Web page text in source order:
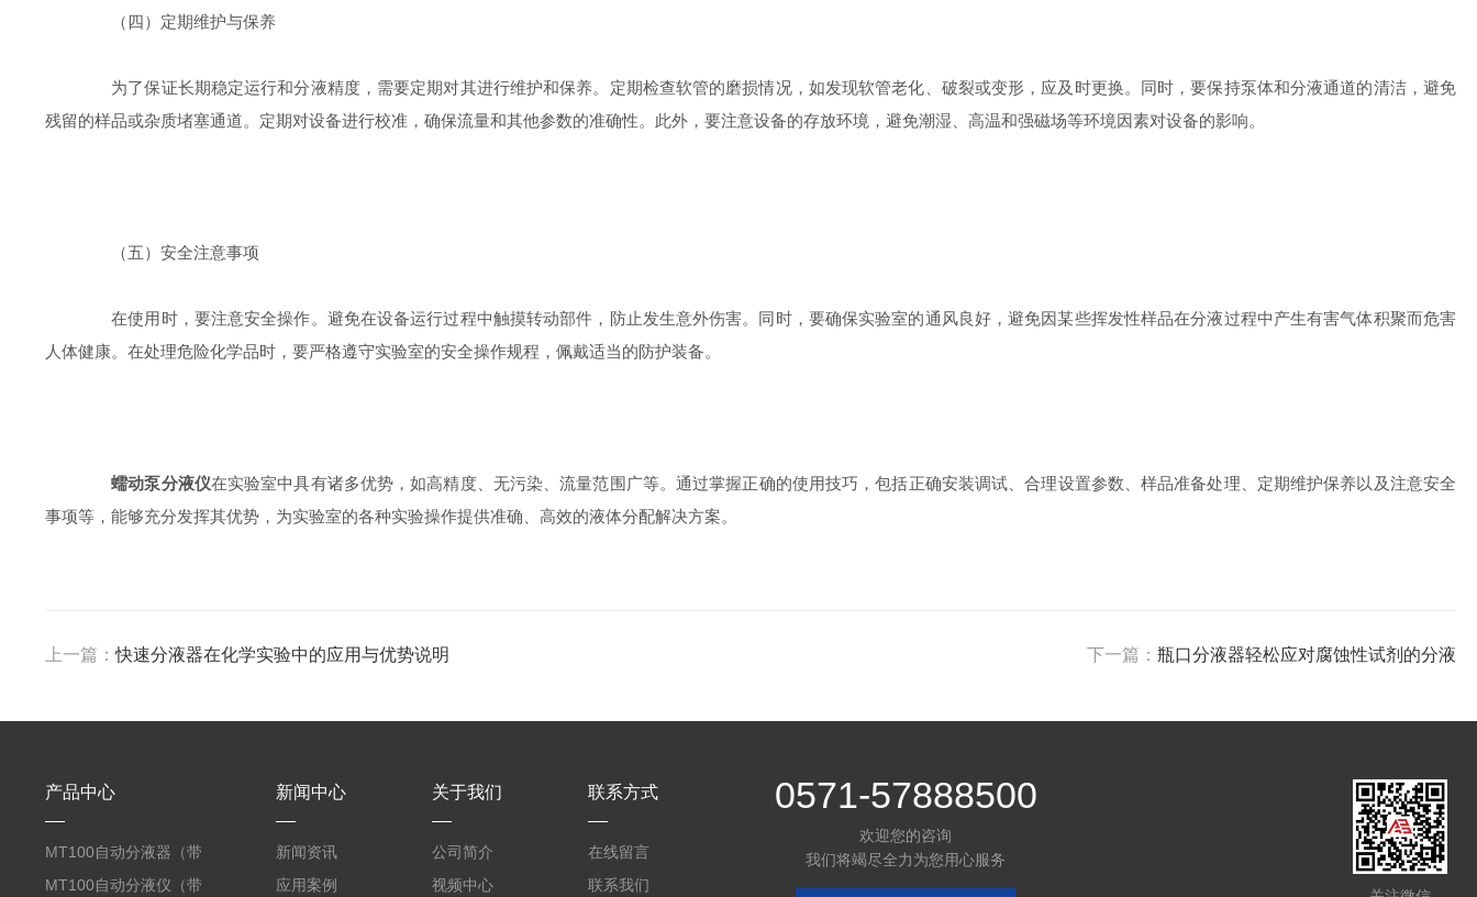
（四）定期维护与保养
为了保证长期稳定运行和分液精度，需要定期对其进行维护和保养。定期检查软管的磨损情况，如发现软管老化、破裂或变形，应及时更换。同时，要保持泵体和分液通道的清洁，避免
残留的样品或杂质堵塞通道。定期对设备进行校准，确保流量和其他参数的准确性。此外，要注意设备的存放环境，避免潮湿、高温和强磁场等环境因素对设备的影响。
（五）安全注意事项
在使用时，要注意安全操作。避免在设备运行过程中触摸转动部件，防止发生意外伤害。同时，要确保实验室的通风良好，避免因某些挥发性样品在分液过程中产生有害气体积聚而危害
人体健康。在处理危险化学品时，要严格遵守实验室的安全操作规程，佩戴适当的防护装备。
蠕动泵分液仪在实验室中具有诸多优势，如高精度、无污染、流量范围广等。通过掌握正确的使用技巧，包括正确安装调试、合理设置参数、样品准备处理、定期维护保养以及注意安全
事项等，能够充分发挥其优势，为实验室的各种实验操作提供准确、高效的液体分配解决方案。
上一篇：快速分液器在化学实验中的应用与优势说明 下一篇：瓶口分液器轻松应对腐蚀性试剂的分液
产品中心
MT100自动分液器（带
摇匀）
MT100自动分液仪（带
新闻中心
新闻资讯
应用案例
关于我们
公司简介
视频中心
联系方式
在线留言
联系我们
0571-57888500
欢迎您的咨询
我们将竭尽全力为您用心服务